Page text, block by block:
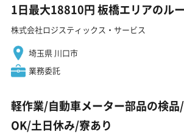
1日最大18810円 板橋エリアのル
株式会社ロジスティックス・サービス
埼玉県 川口市
業務委託
軽作業/自動車メーター部品の検
OK/土日休み/寮あり